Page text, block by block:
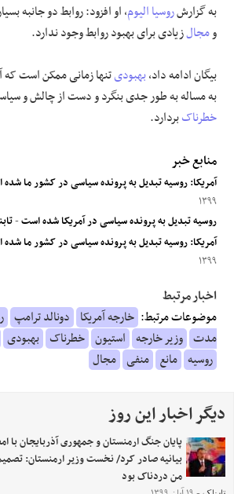
به گزارشروسیا الیوم، او افزود: روابط دو جانبه
ومجالزیادی برای بهبود روابط وجود ندارد.
بیگان ادامه داد،بهبودیتنها زمانی ممکن است که
به مساله به طور جدی بنگرد و دست از چالش و
خطرناکبردارد.
منابع خبر
آمریکا: روسیه تبدیل به پرونده سیاسی در کشور ما
۱۳۹۹
روسیه تبدیل به پرونده سیاسی در آمریکا شده است-
آمریکا: روسیه تبدیل به پرونده سیاسی در کشور ما
۱۳۹۹
اخبار مرتبط
موضوعات مرتبط: خارجه آمریکا دونالد ترامپ
مدت وزیر خارجه استیون خطرناک بهبودی
روسیه مانع منفی مجال
دیگر اخبار این روز
پایان جنگ ارمنستان و جمهوری آذربایجان با
بیانیه صادر کرد/ نخست وزیر ارمنستان:
من دردناک بود